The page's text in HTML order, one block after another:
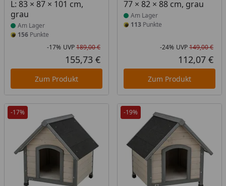
L: 83 × 87 × 101 cm,
grau
Am Lager
156 Punkte
Rabatt in Prozent
-17%
Ursprünglicher Preis
UVP189,00 €
Aktueller Preis
155,73 €
Zum Produkt
77 × 82 × 88 cm, grau
Am Lager
113Punkte
-24% UVP149,00 €
112,07 €
Zum Produkt
-17% -19%